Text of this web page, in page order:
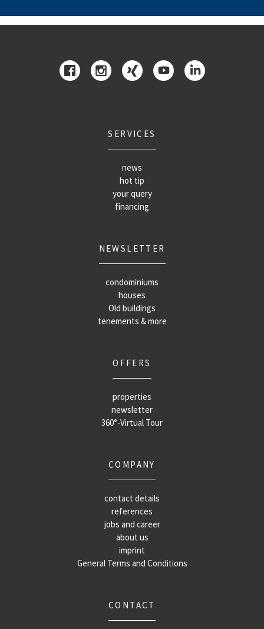
SERVICES
news
hot tip
your query
financing
NEWSLETTER
condominiums
houses
Old buildings
tenements & more
OFFERS
properties
newsletter
360°-Virtual Tour
COMPANY
contact details
references
jobs and career
about us
imprint
General Terms and Conditions
CONTACT